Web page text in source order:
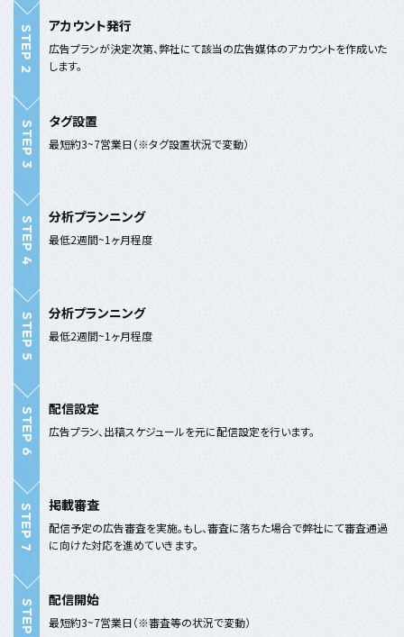
アカウント発行
広告プランが決定次第、弊社にて該当の広告媒体のアカウントを作成いた
します。
タグ設置
最短約3~7営業日（※タグ設置状況で変動）
分析プランニング
最低2週間~1ヶ月程度
分析プランニング
最低2週間~1ヶ月程度
配信設定
広告プラン、出稿スケジュールを元に配信設定を行います。
掲載審査
配信予定の広告審査を実施。もし、審査に落ちた場合で弊社にて審査通過
に向けた対応を進めていきます。
配信開始
最短約3~7営業日（※審査等の状況で変動）